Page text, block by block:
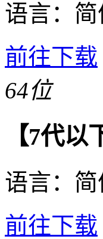
语言：
前往下载
64位
【7代
语言：
前往下载